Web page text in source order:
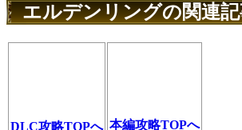
エルデンリングの関連
DLC攻略TOPへ 本編攻略TOPへ